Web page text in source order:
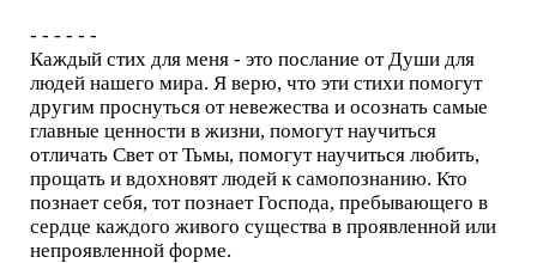
- - - - - -
Каждый стих для меня - это послание от Души для
людей нашего мира. Я верю, что эти стихи помогут
другим проснуться от невежества и осознать самые
главные ценности в жизни, помогут научиться
отличать Свет от Тьмы, помогут научиться любить,
прощать и вдохновят людей к самопознанию. Кто
познает себя, тот познает Господа, пребывающего в
сердце каждого живого существа в проявленной или
непроявленной форме.